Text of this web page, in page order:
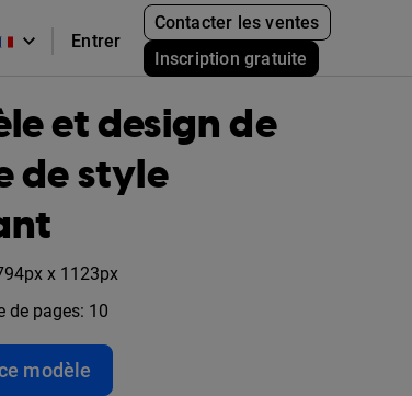
Entrer
Contacter les ventes
Inscription gratuite
et design de
de style
x 1123px
de pages: 10
modèle